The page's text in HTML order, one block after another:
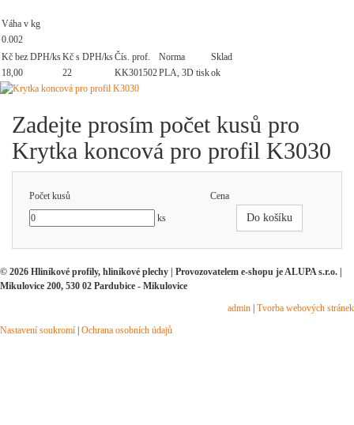
Váha v kg
0.002
Kč bez DPH/ksKč s DPH/ksČís. prof. Norma
Sklad
18,00
22 KK301502PLA, 3D tiskok
Zadejte prosím počet kusů pro
Krytka koncová pro profil K3030
Počet kusů
Cena
ks
Do košíku
© 2026 Hliníkové profily, hliníkové plechy | Provozovatelem e-shopu je ALUPA s.r.o. |
Mikulovice 200, 530 02 Pardubice - Mikulovice
admin Tvorba webových stránek
Nastavení soukromí Ochrana osobních údajů